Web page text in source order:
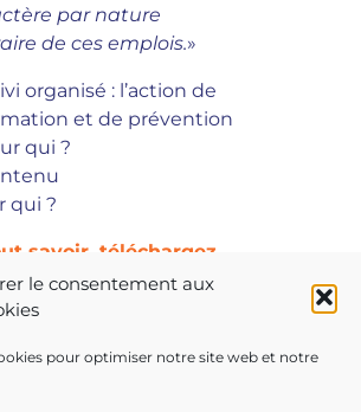
le consentement aux
pour optimiser notre site web et notre
par nature
de ces emplois.»
organisé : l’action de
et de prévention
qui ?
qui ?
savoir, téléchargez
pratique !